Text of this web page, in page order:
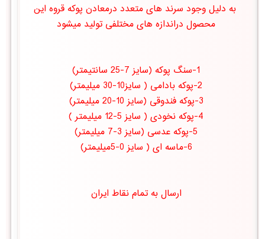
به دلیل وجود سرند های متعدد درمعادن پوكه قروه این
محصول دراندازه های مختلفی تولید میشود
1-سنگ پوکه (سایز 7-25 سانتیمتر)
2-پوكه بادامی ( سایز10-30 میلیمتر)
3-پوكه فندوقی (سایز 10-20 میلیمتر)
4-پوكه نخودی ( سایز 5-12 میلیمتر )
5-پوكه عدسی (سایز 3-7 میلیمتر)
6-ماسه ای ( سایز 0-5میلیمتر)
ارسال به تمام نقاط ایران